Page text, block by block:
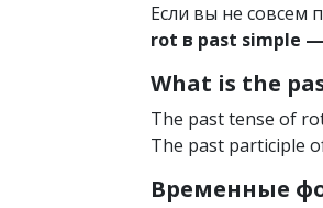
Если вы не совсем
rot в past simple
What is the
The past tense of
The past participle
Временные